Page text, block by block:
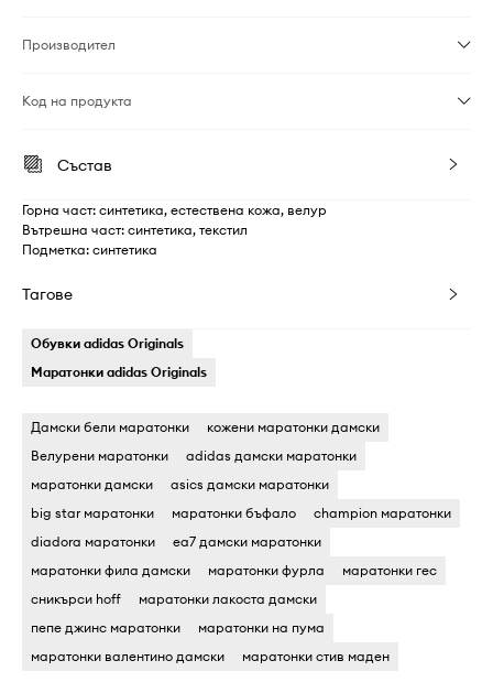
Производител
Код на продукта
Състав
Горна част: синтетика, естествена кожа, велур
Вътрешна част: синтетика, текстил
Подметка: синтетика
Тагове
Обувки adidas Originals
Маратонки adidas Originals
Дамски бели маратонки
кожени маратонки дамски
Велурени маратонки
adidas дамски маратонки
маратонки дамски
asics дамски маратонки
big star маратонки
маратонки бъфало
champion маратонки
diadora маратонки
ea7 дамски маратонки
маратонки фила дамски
маратонки фурла
маратонки гес
сникърси hoff
маратонки лакоста дамски
пепе джинс маратонки
маратонки на пума
маратонки валентино дамски
маратонки стив маден